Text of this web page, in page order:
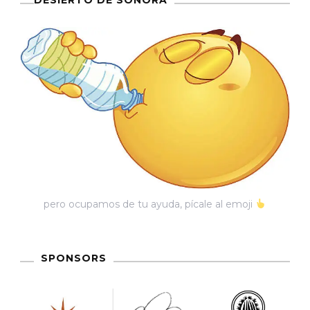
Kim
Gobernador
De
Sonora
pero ocupamos de tu ayuda, pícale al emoji
SPONSORS